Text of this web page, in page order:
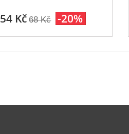
54 Kč 68 Kč -20%